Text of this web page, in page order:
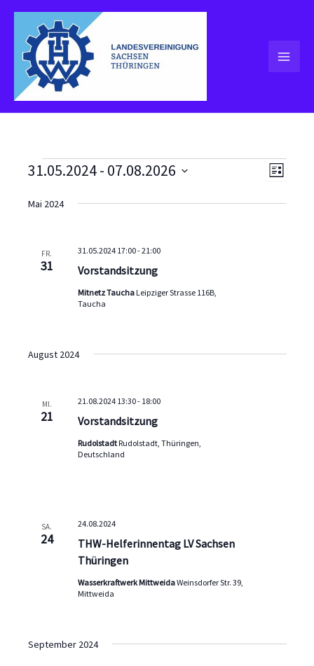
Zum
springen
Veranstaltungen
Liste
31.05.2024 - 07.08.2026
wählen.
Mai 2024
FR.
31 Vorstandsitzung
31.05.2024 17:00-21:00
Mitnetz Taucha Leipziger Strasse 116B,
Taucha
August 2024
MI.
21 Vorstandsitzung
21.08.2024 13:30- 18:00
Rudolstadt Rudolstadt, Thüringen,
Deutschland
SA.
24
THW-Helferinnentag LV Sachsen
Thüringen
24.08.2024
Wasserkraftwerk MittweidaWeinsdorfer Str. 39,
Mittweida
September 2024